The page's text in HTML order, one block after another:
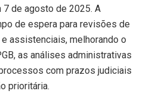
7 de agosto de 2025. A
de espera para revisões de
assistenciais, melhorando o
as análises administrativas
com prazos judiciais
prioritária.